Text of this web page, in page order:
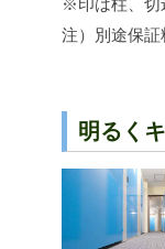
注）別途保証
明るく